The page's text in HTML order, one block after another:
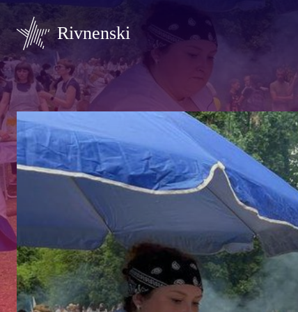
Rivnenski